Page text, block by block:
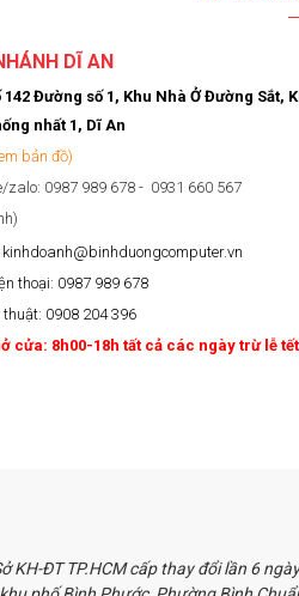
DĨ AN
142 Đường số 1, Khu Nhà Ở Đường Sắt,
nhất 1, Dĩ An
bản đồ)
zalo: 0987 989 678 - 0931 660 567
kinhdoanh@binhduongcomputer.vn
thoại: 0987 989 678
thuật: 0908 204 396
cửa: 8h00-18h tất cả các ngày trừ lễ tết
ĐT TP.HCM cấp thay đổi lần 6